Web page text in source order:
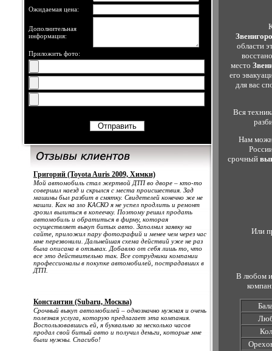
Ожидаемая цена:
Дополнительная
информация:
Приложить фото:
Григорий (Toyota Auris 2009, Химки)
Мой автомобиль стал жертвой ДТП во дворе – кто-то
совершил наезд и скрылся с места происшествия. Зад
машины был разбит в смятку. Свидетелей конечно же не
нашли. Как на зло КАСКО я не успел продлить и ремонт
грозил вылиться в копеечку. Поэтому решил продать
автомобиль и обратиться в фирму, которая
осуществляет выкуп битых авто. Заполнил заявку на
сайте, приложил пару фотографий и менее чем через час
мне перезвонили. Дальнейшая схема действий уже не раз
была описана в отзывах. Добавлю от себя лишь то, что
все это действительно так. Все сотрудники компании
профессионалы в покупке автомобилей, пострадавших в
ДТП.
Константин (Subaru, Москва)
Срочный выкуп автомобилей – однозначно нужная и очень
полезная услуга, которую предлагает эта компания.
Воспользовавшись ей, я буквально за несколько часов
продал свой битый авто и получил деньги, которые мне
были нужны. Спасибо!
области
место
его
для вас
Вся
Нам
срочный
Или
В любом